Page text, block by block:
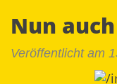
Nun
Veröffentlicht am